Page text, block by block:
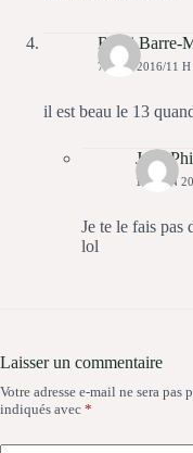
Rémi Barre-
7 JUIN 2016/11
il est beau le 13
Jean
15 JUIN
Je te le fais pas
lol
Laisser un commentaire
Votre adresse e-mail ne sera pas
indiqués avec *